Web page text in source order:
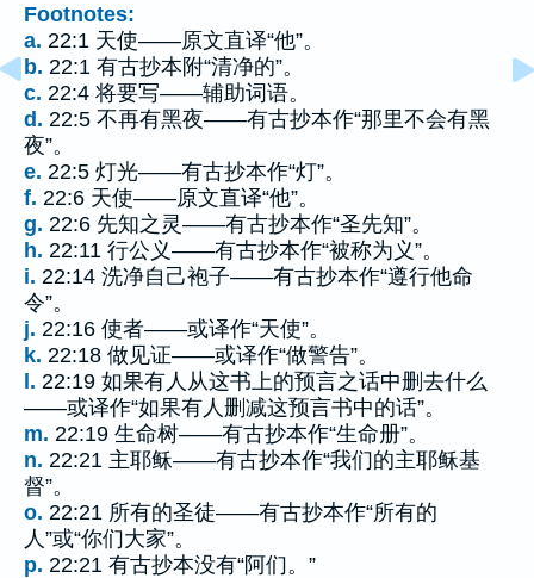
Footnotes:
a. 22:1 天使——原文直译“他”。
b. 22:1 有古抄本附“清净的”。
c. 22:4 将要写——辅助词语。
d. 22:5 不再有黑夜——有古抄本作“那里不会有黑
夜”。
e. 22:5 灯光——有古抄本作“灯”。
f. 22:6 天使——原文直译“他”。
g. 22:6 先知之灵——有古抄本作“圣先知”。
h. 22:11 行公义——有古抄本作“被称为义”。
i. 22:14 洗净自己袍子——有古抄本作“遵行他命
令”。
j. 22:16 使者——或译作“天使”。
k. 22:18 做见证——或译作“做警告”。
l. 22:19 如果有人从这书上的预言之话中删去什么
——或译作“如果有人删减这预言书中的话”。
m. 22:19 生命树——有古抄本作“生命册”。
n. 22:21 主耶稣——有古抄本作“我们的主耶稣基
督”。
o. 22:21 所有的圣徒——有古抄本作“所有的
人”或“你们大家”。
p. 22:21 有古抄本没有“阿们。”